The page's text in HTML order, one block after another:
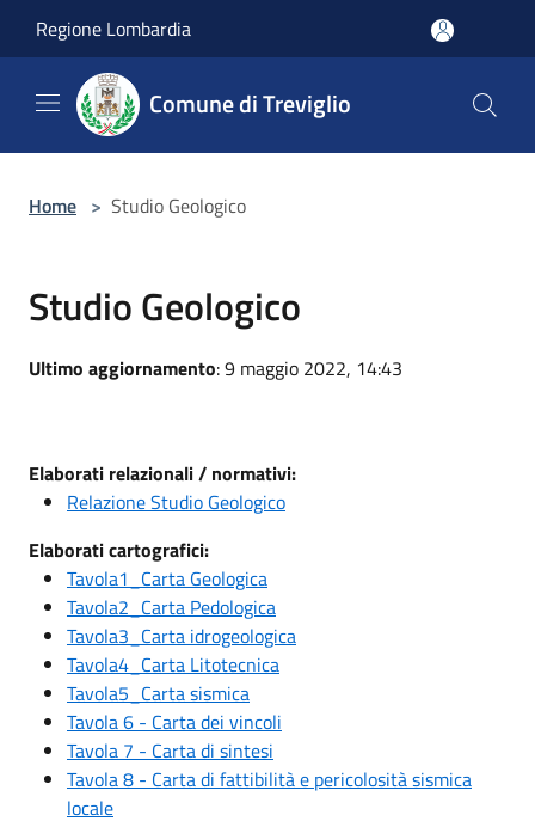
Regione Lombardia
Comune di Treviglio
Home > Studio Geologico
Studio Geologico
Ultimo aggiornamento: 9 maggio 2022, 14:43
Elaborati relazionali / normativi:
Relazione Studio Geologico
Elaborati cartografici:
Tavola1_Carta Geologica
Tavola2_Carta Pedologica
Tavola3_Carta idrogeologica
Tavola4_Carta Litotecnica
Tavola5_Carta sismica
Tavola 6 - Carta dei vincoli
Tavola 7 - Carta di sintesi
Tavola 8 - Carta di fattibilità e pericolosità sismica
locale